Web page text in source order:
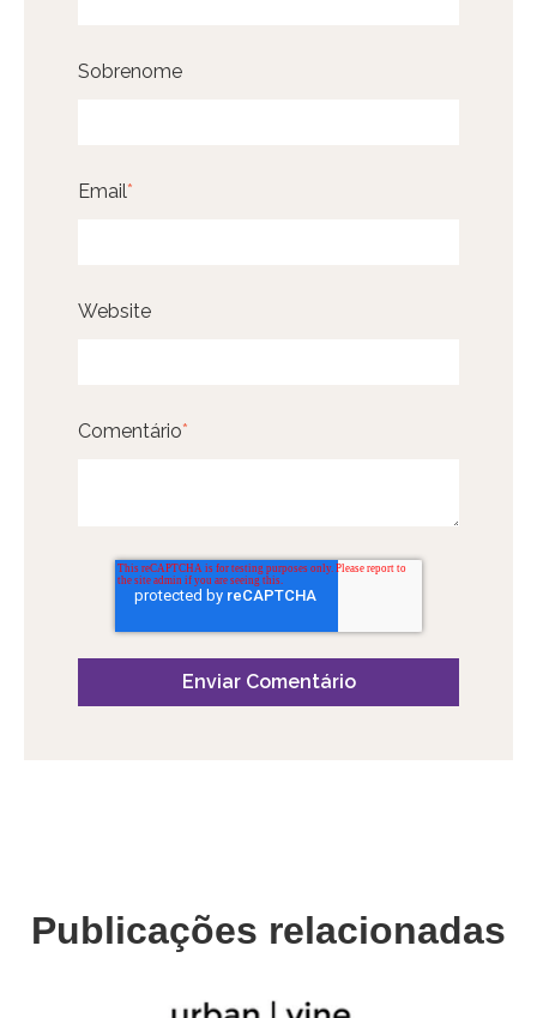
Sobrenome
Email*
Website
Comentário*
Publicações relacionadas